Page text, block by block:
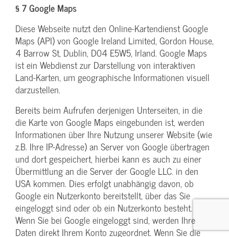
§ 7 Google Maps
Diese Webseite nutzt den Online-Kartendienst Google
Maps (API) von Google Ireland Limited, Gordon House,
4 Barrow St, Dublin, D04 E5W5, Irland. Google Maps
ist ein Webdienst zur Darstellung von interaktiven
Land-Karten, um geographische Informationen visuell
darzustellen.
Bereits beim Aufrufen derjenigen Unterseiten, in die
die Karte von Google Maps eingebunden ist, werden
Informationen über Ihre Nutzung unserer Website (wie
z.B. Ihre IP-Adresse) an Server von Google übertragen
und dort gespeichert, hierbei kann es auch zu einer
Übermittlung an die Server der Google LLC. in den
USA kommen. Dies erfolgt unabhängig davon, ob
Google ein Nutzerkonto bereitstellt, über das Sie
eingeloggt sind oder ob ein Nutzerkonto besteht.
Wenn Sie bei Google eingeloggt sind, werden Ihre
Daten direkt Ihrem Konto zugeordnet. Wenn Sie die